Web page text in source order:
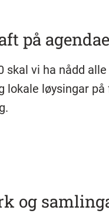
på
skal vi ha nådd
lokale løysingar
og